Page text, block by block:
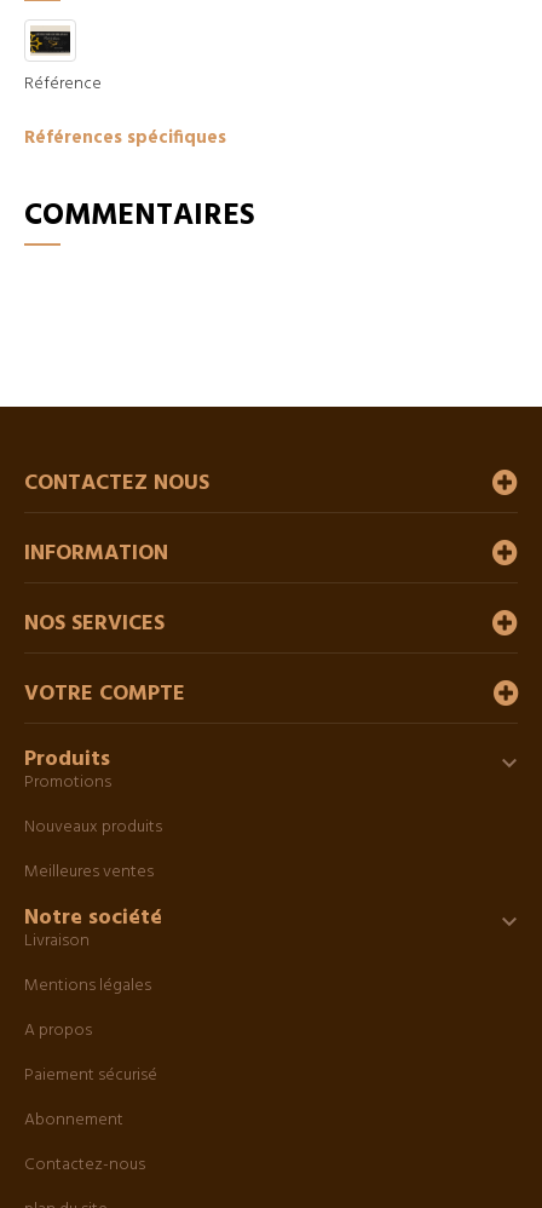
Référence
Références spécifiques
COMMENTAIRES
CONTACTEZ NOUS
INFORMATION
NOS SERVICES
VOTRE COMPTE
Produits 
Promotions
Nouveaux produits
Meilleures ventes
Notre société 
Livraison
Mentions légales
A propos
Paiement sécurisé
Abonnement
Contactez-nous